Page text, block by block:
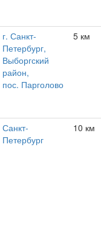
г. Санкт-
Петербург,
Выборгский
район,
пос. Парголово
5 км
Санкт-
Петербург
10 км